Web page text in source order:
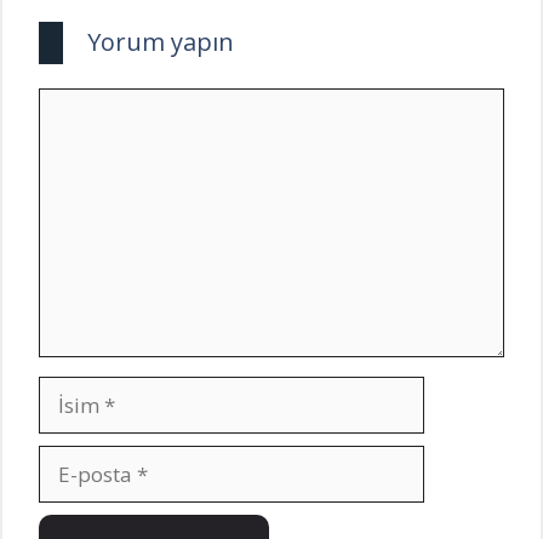
Yorum yapın
İsim
posta
İnternet